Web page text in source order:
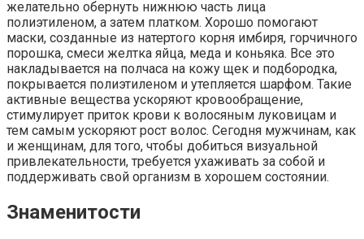
желательно обернуть нижнюю часть лица
полиэтиленом, а затем платком. Хорошо помогают
маски, созданные из натертого корня имбиря, горчичного
порошка, смеси желтка яйца, меда и коньяка. Все это
накладывается на полчаса на кожу щек и подбородка,
покрывается полиэтиленом и утепляется шарфом. Такие
активные вещества ускоряют кровообращение,
стимулирует приток крови к волосяным луковицам и
тем самым ускоряют рост волос. Сегодня мужчинам, как
и женщинам, для того, чтобы добиться визуальной
привлекательности, требуется ухаживать за собой и
поддерживать свой организм в хорошем состоянии.
Знаменитости